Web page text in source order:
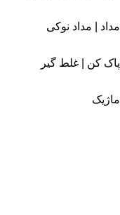
مداد | مداد نوکی
پاک کن | غلط گیر
ماژیک